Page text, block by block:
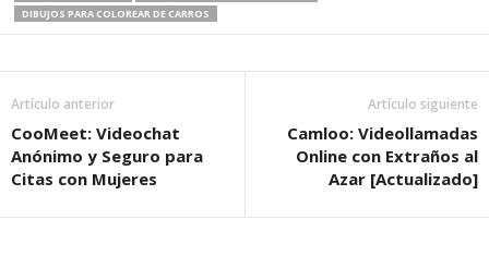
DIBUJOS PARA COLOREAR DE CARROS
Artículo anterior
CooMeet: Videochat
Anónimo y Seguro para
Citas con Mujeres
Artículo siguiente
Camloo: Videollamadas
Online con Extraños al
Azar [Actualizado]